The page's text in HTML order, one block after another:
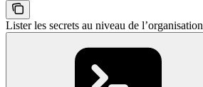
Lister les secrets au niveau de l’organisation